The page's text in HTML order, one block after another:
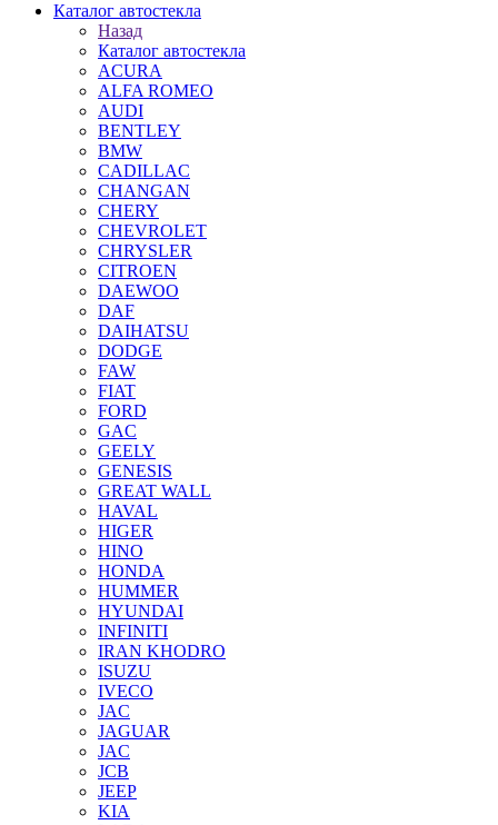
Каталог автостекла
Назад
Каталог автостекла
ACURA
ALFA ROMEO
AUDI
BENTLEY
BMW
CADILLAC
CHANGAN
CHERY
CHEVROLET
CHRYSLER
CITROEN
DAEWOO
DAF
DAIHATSU
DODGE
FAW
FIAT
FORD
GAC
GEELY
GENESIS
GREAT WALL
HAVAL
HIGER
HINO
HONDA
HUMMER
HYUNDAI
INFINITI
IRAN KHODRO
ISUZU
IVECO
JAC
JAGUAR
JAС
JCB
JEEP
KIA